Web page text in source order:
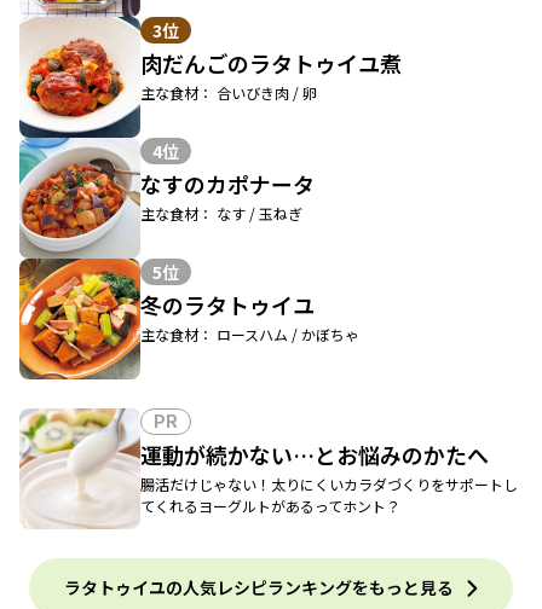
3位
肉だんごのラタトゥイユ煮
主な食材： 合いびき肉 / 卵
4位
なすのカポナータ
主な食材： なす / 玉ねぎ
5位
冬のラタトゥイユ
主な食材： ロースハム / かぼちゃ
PR
運動が続かない…とお悩みのかたへ
腸活だけじゃない！太りにくいカラダづくりをサポートし
てくれるヨーグルトがあるってホント？
ラタトゥイユの人気レシピランキングをもっと見る